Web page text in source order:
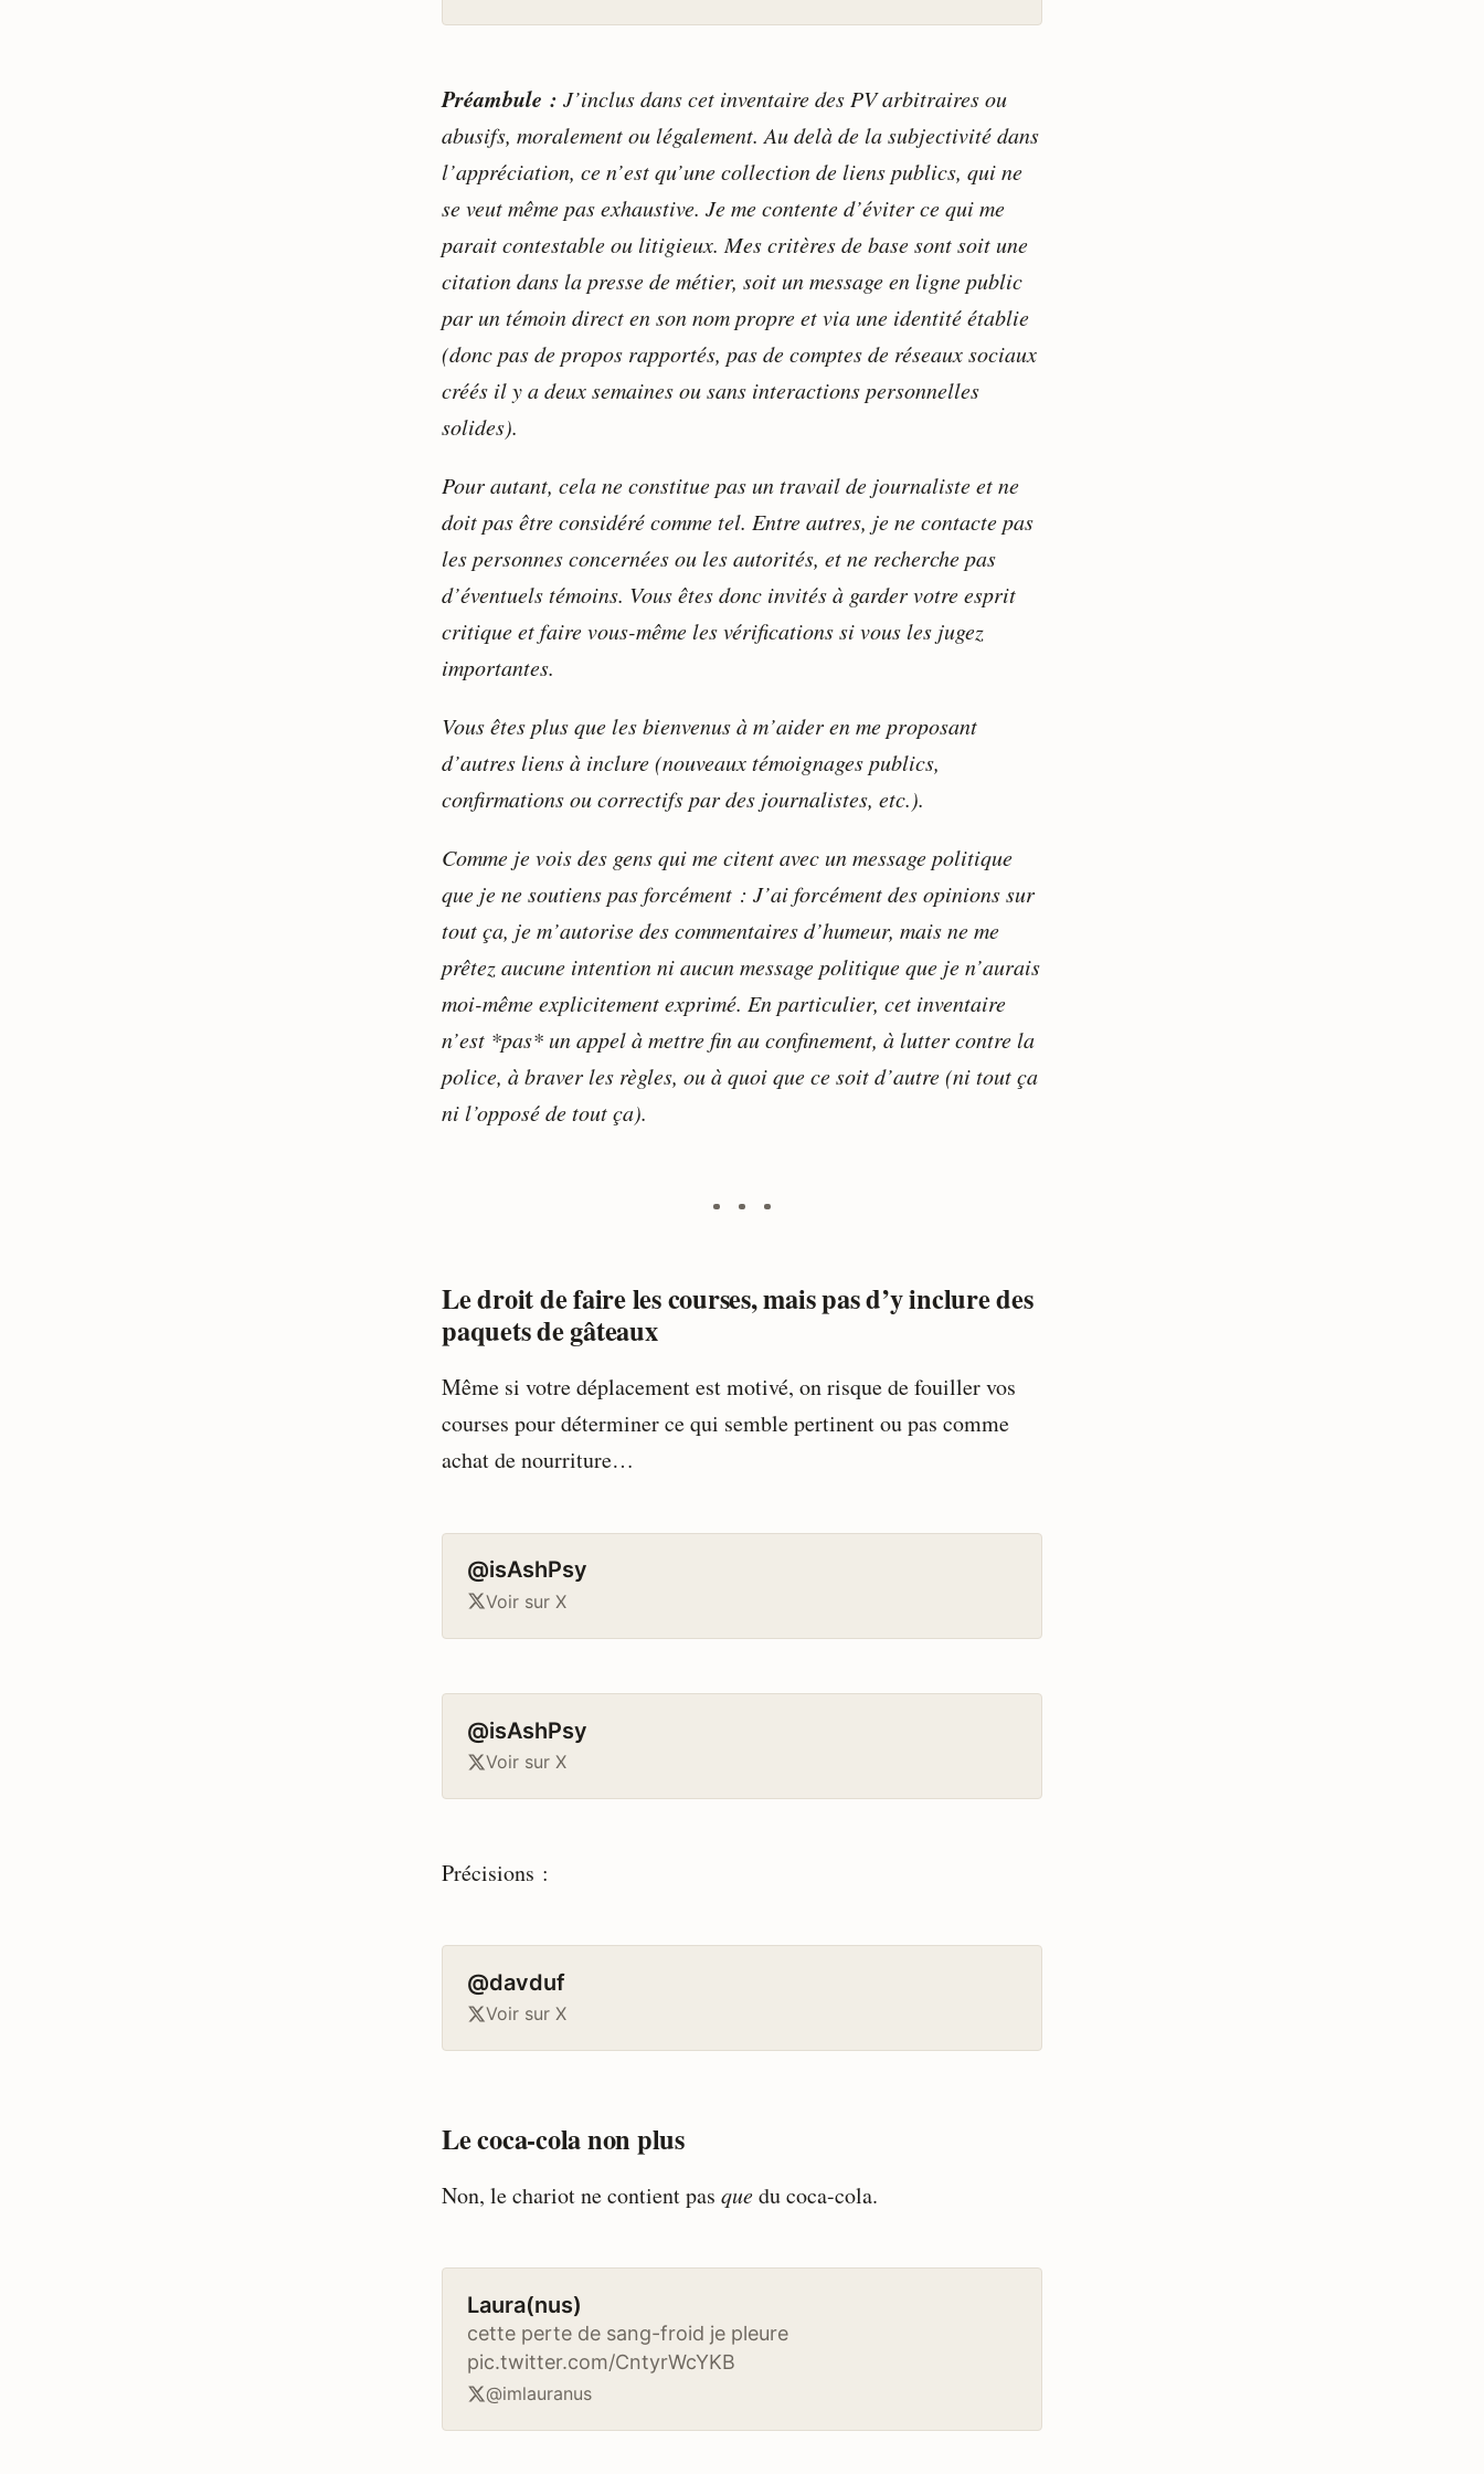
Préambule : J’inclus dans cet inventaire des PV arbitraires ou
abusifs, moralement ou légalement. Au delà de la subjectivité dans
l’appréciation, ce n’est qu’une collection de liens publics, qui ne
se veut même pas exhaustive. Je me contente d’éviter ce qui me
parait contestable ou litigieux. Mes critères de base sont soit une
citation dans la presse de métier, soit un message en ligne public
par un témoin direct en son nom propre et via une identité établie
(donc pas de propos rapportés, pas de comptes de réseaux sociaux
créés il y a deux semaines ou sans interactions personnelles
solides).
Pour autant, cela ne constitue pas un travail de journaliste et ne
doit pas être considéré comme tel. Entre autres, je ne contacte pas
les personnes concernées ou les autorités, et ne recherche pas
d’éventuels témoins. Vous êtes donc invités à garder votre esprit
critique et faire vous-même les vérifications si vous les jugez
importantes.
Vous êtes plus que les bienvenus à m’aider en me proposant
d’autres liens à inclure (nouveaux témoignages publics,
confirmations ou correctifs par des journalistes, etc.).
Comme je vois des gens qui me citent avec un message politique
que je ne soutiens pas forcément : J’ai forcément des opinions sur
tout ça, je m’autorise des commentaires d’humeur, mais ne me
prêtez aucune intention ni aucun message politique que je n’aurais
moi-même explicitement exprimé. En particulier, cet inventaire
n’est *pas* un appel à mettre fin au confinement, à lutter contre la
police, à braver les règles, ou à quoi que ce soit d’autre (ni tout ça
ni l’opposé de tout ça).
Le droit de faire les courses, mais pas d’y inclure des
paquets de gâteaux
Même si votre déplacement est motivé, on risque de fouiller vos
courses pour déterminer ce qui semble pertinent ou pas comme
achat de nourriture…
@isAshPsy
Voir sur X
@isAshPsy
Voir sur X
Précisions :
@davduf
Voir sur X
Le coca-cola non plus
Non, le chariot ne contient pas quedu coca-cola.
Laura(nus)
cette perte de sang-froid je pleure
pic.twitter.com/CntyrWcYKB
@imlauranus